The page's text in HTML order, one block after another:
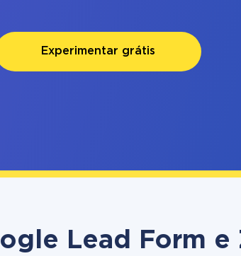
Experimentar grátis
Lead Form e